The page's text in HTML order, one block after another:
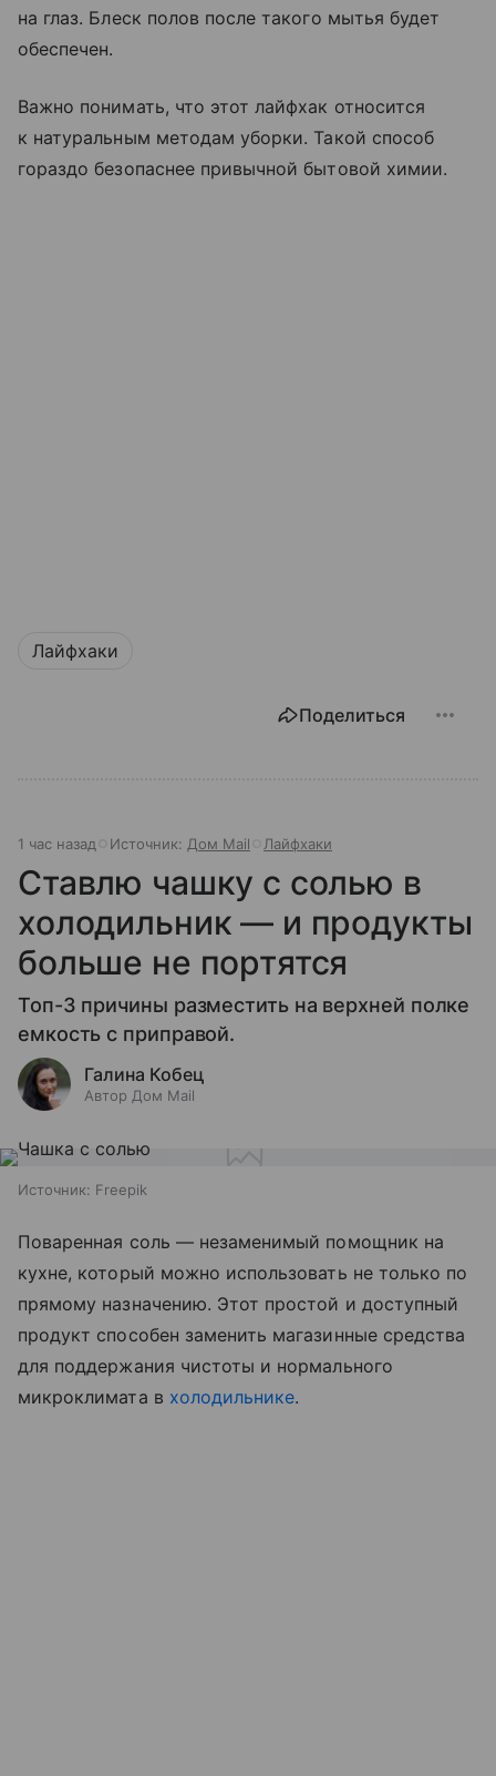
на глаз. Блеск полов после такого мытья будет
обеспечен.
Важно понимать, что этот лайфхак относится
к натуральным методам уборки. Такой способ
гораздо безопаснее привычной бытовой химии.
Лайфхаки
Поделиться
1 час назад Источник: Дом Mail Лайфхаки
Ставлю чашку с солью в
холодильник — и продукты
больше не портятся
Топ-3 причины разместить на верхней полке
емкость с приправой.
Галина Кобец
Автор Дом Mail
Источник: Freepik
Поваренная соль — незаменимый помощник на
кухне, который можно использовать не только по
прямому назначению. Этот простой и доступный
продукт способен заменить магазинные средства
для поддержания чистоты и нормального
микроклимата в холодильнике.